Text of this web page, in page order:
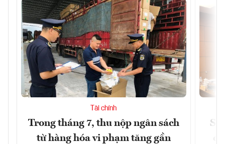
Tài chính
Trong tháng 7, thu nộp ngân sách
từ hàng hóa vi phạm tăng gần